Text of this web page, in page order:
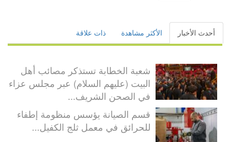
أحدث الأخبار الأكثر مشاهدة ذات علاقة
شعبة الخطابة تستذكر مصائب أهل
البيت (عليهم السلام) عبر مجلس عزاء
في الصحن الشريف...
قسم الصيانة يؤسس منظومة إطفاء
للحرائق في معمل ثلج الكفيل...